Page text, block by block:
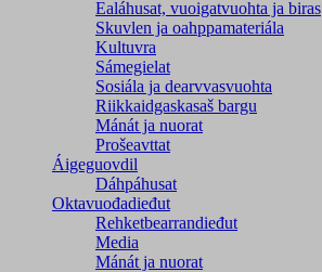
Ealáhusat, vuoigatvuohta ja biras
Skuvlen ja oahppamateriála
Kultuvra
Sámegielat
Sosiála ja dearvvasvuohta
Riikkaidgaskasaš bargu
Mánát ja nuorat
Prošeavttat
Áigeguovdil
Dáhpáhusat
Oktavuođadieđut
Rehketbearrandieđut
Media
Mánát ja nuorat